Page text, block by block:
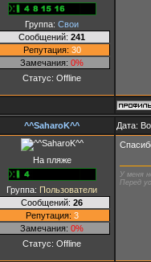
Группа: Свои
Сообщений: 241
Репутация: 30
Замечания: 0%
Статус: Offline
^^SaharoK^^ Дата:
На пляже
Группа: Пользователи
Сообщений: 26
Репутация: 3
Замечания: 0%
Статус: Offline
У меня
Перед